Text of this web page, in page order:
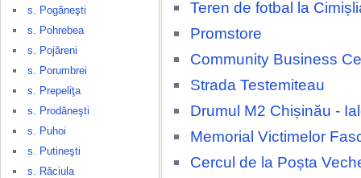
s. Pogăneşti
s. Pohrebea
s. Pojăreni
s. Porumbrei
s. Prepeliţa
s. Prodăneşti
s. Puhoi
s. Putineşti
s. Răciula
Teren de fotbal la
Promstore
Community Business
Strada Testemiteau
Drumul M2 Chișinău -
Memorial Victimelor
Cercul de la Poșta